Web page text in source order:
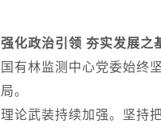
强化政治引领 夯实发展之
国有林监测中心党委始终
局。
理论武装持续加强。坚持